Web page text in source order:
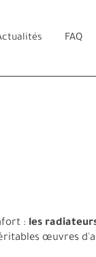
: les
œuvres
FAQ